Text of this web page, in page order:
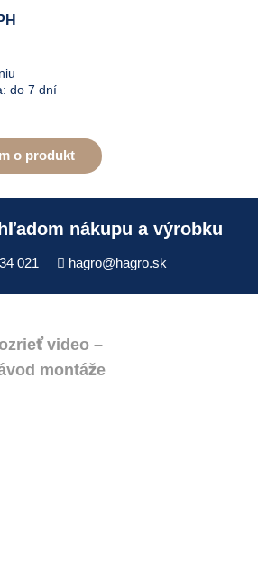
was:
890,00 €.
do 7 dní
o produkt
nákupu a výrobku
021 hagro@hagro.sk
video –
montáže